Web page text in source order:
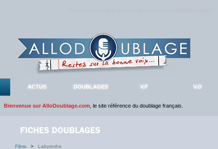
ACTUS DOUBLAGES V.F V.O
Bienvenue sur AlloDoublage.com , le site référence du doublage français.
Films > Labyrinthe